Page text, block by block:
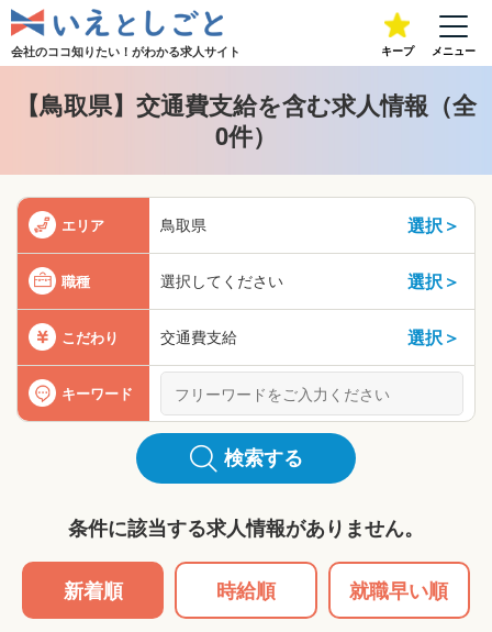
会社のココ知りたい！がわかる求人サイト キープ メニュー
【鳥取県】交通費支給を含む求人情報（全
0件）
エリア 鳥取県 選択＞
職種 選択してください 選択＞
こだわり 交通費支給 選択＞
キーワード
検索する
条件に該当する求人情報がありません。
新着順 時給順 就職早い順